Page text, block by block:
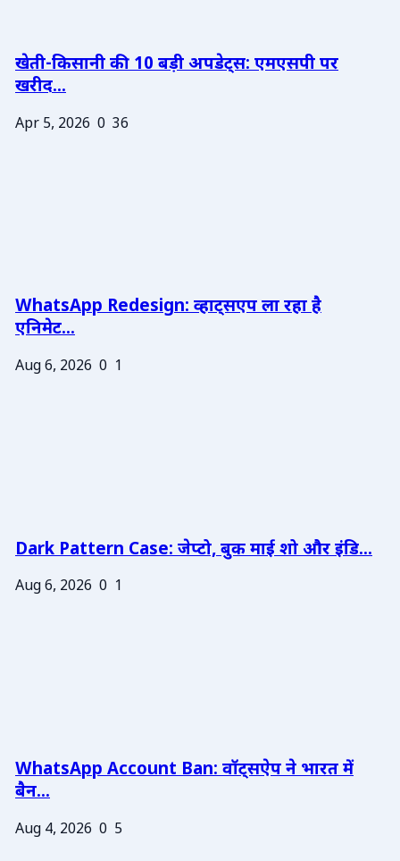
खेती-किसानी की 10 बड़ी अपडेट्स: एमएसपी पर
खरीद...
Apr 5, 2026 0 36
WhatsApp Redesign: व्हाट्सएप ला रहा है
एनिमेट...
Aug 6, 2026 0 1
Dark Pattern Case: जेप्टो, बुक माई शो और इंडि...
Aug 6, 2026 0 1
WhatsApp Account Ban: वॉट्सऐप ने भारत में
बैन...
Aug 4, 2026 0 5